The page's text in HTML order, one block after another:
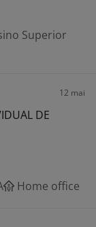
Superior
12 mai
DE
Home office